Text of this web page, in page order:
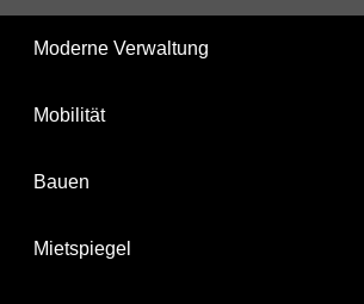
Moderne Verwaltung
Mobilität
Bauen
Mietspiegel